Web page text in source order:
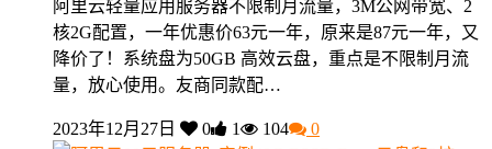
阿里云轻量应用服务器不限制月流量，3M公网带宽、2
核2G配置，一年优惠价63元一年，原来是87元一年，又
降价了！系统盘为50GB 高效云盘，重点是不限制月流
量，放心使用。友商同款配…
2023年12月27日 0 1 104 0